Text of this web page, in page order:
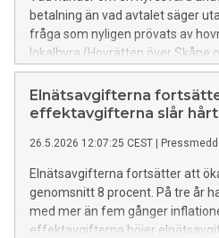
betalning än vad avtalet säger
fråga som nyligen prövats av
lokalhyra (Hovrätten över Skåne
april 2026 i mål T 2065–25).
om att passivitet i
konsekvenser.
Elnätsavgifterna
effektavgifterna slår hårt
26.5.2026 12:07:25 CEST
Elnätsavgifterna fortsätter att
genomsnitt 8 procent. På tre år
med mer än fem gånger
effektavgifterna höjer